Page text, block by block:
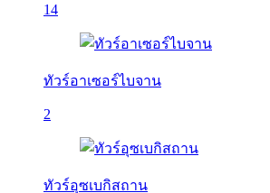
14
ทัวร์อาเซอร์ไบจาน
2
ทัวร์อุซเบกิสถาน